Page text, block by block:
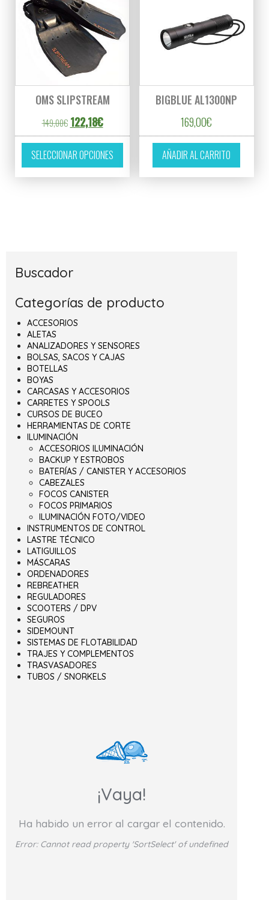
OMS SLIPSTREAM
149,00€ El precio original era: 149,00€.
122,18€El precio actual es: 122,18€.
SELECCIONAR OPCIONES
Este producto tiene múltiples variantes.
BIGBLUE AL1300NP
169,00€
AÑADIR AL CARRITO
Buscador
Categorías de producto
ACCESORIOS
ALETAS
ANALIZADORES Y SENSORES
BOLSAS, SACOS Y CAJAS
BOTELLAS
BOYAS
CARCASAS Y ACCESORIOS
CARRETES Y SPOOLS
CURSOS DE BUCEO
HERRAMIENTAS DE CORTE
ILUMINACIÓN
ACCESORIOS ILUMINACIÓN
BACKUP Y ESTROBOS
BATERÍAS / CANISTER Y ACCESORIOS
CABEZALES
FOCOS CANISTER
FOCOS PRIMARIOS
ILUMINACIÓN FOTO/VIDEO
INSTRUMENTOS DE CONTROL
LASTRE TÉCNICO
LATIGUILLOS
MÁSCARAS
ORDENADORES
REBREATHER
REGULADORES
SCOOTERS / DPV
SEGUROS
SIDEMOUNT
SISTEMAS DE FLOTABILIDAD
TRAJES Y COMPLEMENTOS
TRASVASADORES
TUBOS / SNORKELS
¡Vaya!
Ha habido un error al cargar el contenido.
Error: Cannot read property 'SortSelect' of undefined